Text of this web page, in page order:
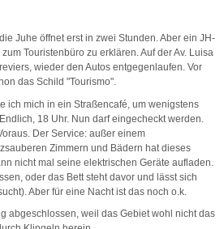
Juhe öffnet erst in zwei Stunden. Aber ein JH-
Touristenbüro zu erklären. Auf der Av. Luisa
wieder den Autos entgegenlaufen. Vor
das Schild "Tourismo".
ich mich in ein Straßencafé, um wenigstens
18 Uhr. Nun darf eingecheckt werden.
Der Service: außer einem
Zimmern und Bädern hat dieses
nicht mal seine elektrischen Geräte aufladen.
oder das Bett steht davor und lässt sich
Aber für eine Nacht ist das noch o.k.
abgeschlossen, weil das Gebiet wohl nicht das